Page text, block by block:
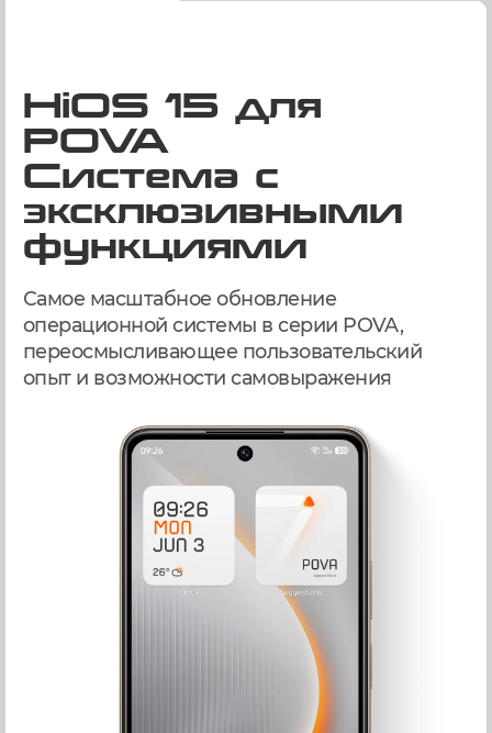
HiOS 15 для
POVA
Система с
эксклюзивными
функциями
Самое масштабное обновление
операционной системы в серии POVA,
переосмысливающее пользовательский
опыт и возможности самовыражения